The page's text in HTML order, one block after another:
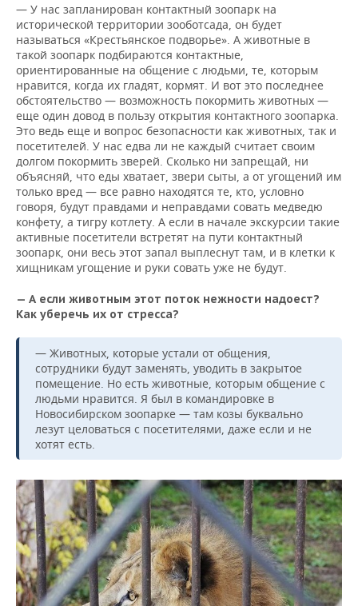
— У нас запланирован контактный зоопарк на
исторической территории зооботсада, он будет
называться «Крестьянское подворье». А животные в
такой зоопарк подбираются контактные,
ориентированные на общение с людьми, те, которым
нравится, когда их гладят, кормят. И вот это последнее
обстоятельство — возможность покормить животных —
еще один довод в пользу открытия контактного зоопарка.
Это ведь еще и вопрос безопасности как животных, так и
посетителей. У нас едва ли не каждый считает своим
долгом покормить зверей. Сколько ни запрещай, ни
объясняй, что еды хватает, звери сыты, а от угощений им
только вред — все равно находятся те, кто, условно
говоря, будут правдами и неправдами совать медведю
конфету, а тигру котлету. А если в начале экскурсии такие
активные посетители встретят на пути контактный
зоопарк, они весь этот запал выплеснут там, и в клетки к
хищникам угощение и руки совать уже не будут.
— А если животным этот поток нежности надоест?
Как уберечь их от стресса?
— Животных, которые устали от общения,
сотрудники будут заменять, уводить в закрытое
помещение. Но есть животные, которым общение с
людьми нравится. Я был в командировке в
Новосибирском зоопарке — там козы буквально
лезут целоваться с посетителями, даже если и не
хотят есть.